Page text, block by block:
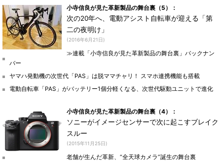
小寺信良が見た革新製品の舞台裏（5）：
次の20年へ、電動アシスト自転車が迎える「第
二の夜明け」
(2016年6月21日)
≫連載「小寺信良が見た革新製品の舞台裏」バックナン
バー
ヤマハ発動機の次世代「PAS」は脱ママチャリ！ スマホ連携機能も搭載
電動自転車「PAS」がバッテリー1個分軽くなる、次世代駆動ユニットで進化
小寺信良が見た革新製品の舞台裏（4）：
ソニーがイメージセンサーで次に起こすブレイク
スルー
(2015年11月25日)
老舗が生んだ革新、“全天球カメラ”誕生の舞台裏